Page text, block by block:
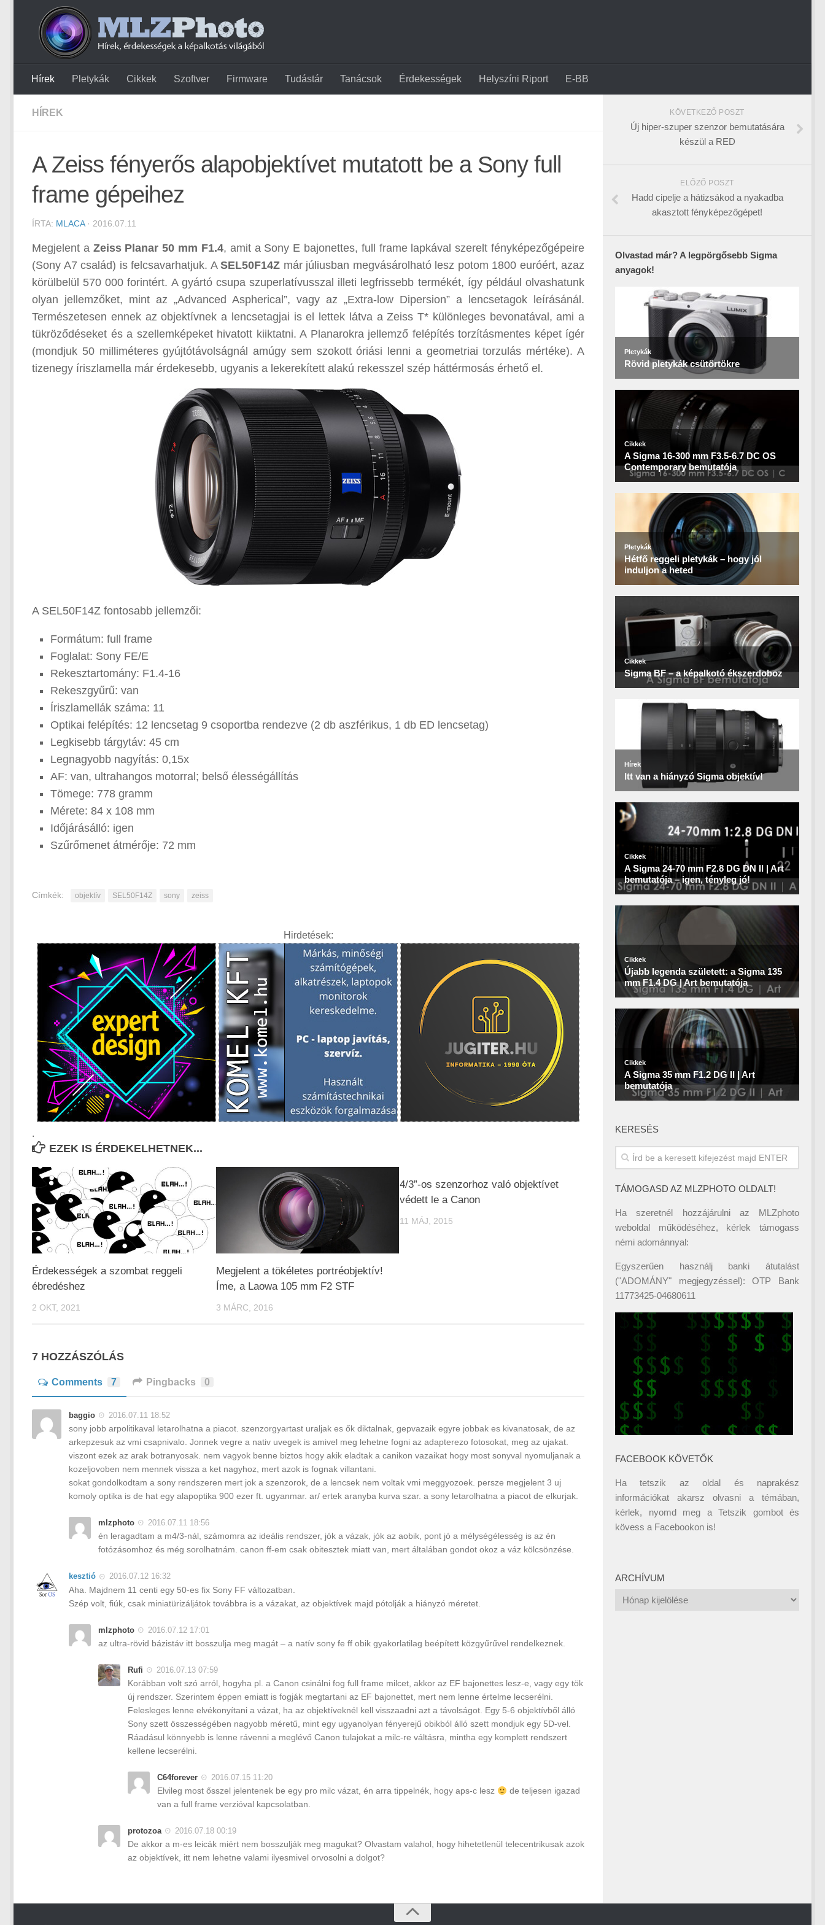
Hírek Pletykák Cikkek Szoftver Firmware Tudástár Tanácsok Érdekességek Helyszíni Riport E-BB
HÍREK
A Zeiss fényerős alapobjektívet mutatott be a Sony full
frame gépeihez
ÍRTA: MLACA· 2016.07.11
Megjelent a Zeiss Planar 50 mm F1.4, amit a Sony E bajonettes, full frame lapkával szerelt fényképezőgépeire
(Sony A7 család) is felcsavarhatjuk. A SEL50F14Z már júliusban megvásárolható lesz potom 1800 euróért, azaz
körülbelül 570 000 forintért. A gyártó csupa szuperlatívusszal illeti legfrissebb termékét, így például olvashatunk
olyan jellemzőket, mint az „Advanced Aspherical”, vagy az „Extra-low Dipersion” a lencsetagok leírásánál.
Természetesen ennek az objektívnek a lencsetagjai is el lettek látva a Zeiss T* különleges bevonatával, ami a
tükröződéseket és a szellemképeket hivatott kiiktatni. A Planarokra jellemző felépítés torzításmentes képet ígér
(mondjuk 50 milliméteres gyújtótávolságnál amúgy sem szokott óriási lenni a geometriai torzulás mértéke). A
tizenegy íriszlamella már érdekesebb, ugyanis a lekerekített alakú rekesszel szép háttérmosás érhető el.
A SEL50F14Z fontosabb jellemzői:
Formátum: full frame
Foglalat: Sony FE/E
Rekesztartomány: F1.4-16
Rekeszgyűrű: van
Íriszlamellák száma: 11
Optikai felépítés: 12 lencsetag 9 csoportba rendezve (2 db aszférikus, 1 db ED lencsetag)
Legkisebb tárgytáv: 45 cm
Legnagyobb nagyítás: 0,15x
AF: van, ultrahangos motorral; belső élességállítás
Tömege: 778 gramm
Mérete: 84 x 108 mm
Időjárásálló: igen
Szűrőmenet átmérője: 72 mm
Címkék: objektív SEL50F14Z sony zeiss
Hirdetések:
.
EZEK IS ÉRDEKELHETNEK...
Érdekességek a szombat reggeli
ébredéshez
2 OKT, 2021
Megjelent a tökéletes portréobjektív!
Íme, a Laowa 105 mm F2 STF
3 MÁRC, 2016
4/3”-os szenzorhoz való objektívet
védett le a Canon
11 MÁJ, 2015
7 HOZZÁSZÓLÁS
Comments 7 Pingbacks 0
baggio 2016.07.11 18:52
sony jobb arpolitikaval letarolhatna a piacot. szenzorgyartast uraljak es ők diktalnak, gepvazaik egyre jobbak es kivanatosak, de az
arkepzesuk az vmi csapnivalo. Jonnek vegre a nativ uvegek is amivel meg lehetne fogni az adapterezo fotosokat, meg az ujakat.
viszont ezek az arak botranyosak. nem vagyok benne biztos hogy akik eladtak a canikon vazaikat hogy most sonyval nyomuljanak a
kozeljovoben nem mennek vissza a ket nagyhoz, mert azok is fognak villantani.
sokat gondolkodtam a sony rendszeren mert jok a szenzorok, de a lencsek nem voltak vmi meggyozoek. persze megjelent 3 uj
komoly optika is de hat egy alapoptika 900 ezer ft. ugyanmar. ar/ ertek aranyba kurva szar. a sony letarolhatna a piacot de elkurjak.
mlzphoto 2016.07.11 18:56
én leragadtam a m4/3-nál, számomra az ideális rendszer, jók a vázak, jók az aobik, pont jó a mélységélesség is az én
fotózásomhoz és még sorolhatnám. canon ff-em csak obitesztek miatt van, mert általában gondot okoz a váz kölcsönzése.
kesztió 2016.07.12 16:32
Aha. Majdnem 11 centi egy 50-es fix Sony FF változatban.
Szép volt, fiúk, csak miniatürizáljátok továbbra is a vázakat, az objektívek majd pótolják a hiányzó méretet.
mlzphoto 2016.07.12 17:01
az ultra-rövid bázistáv itt bosszulja meg magát – a natív sony fe ff obik gyakorlatilag beépített közgyűrűvel rendelkeznek.
Rufi 2016.07.13 07:59
Korábban volt szó arról, hogyha pl. a Canon csinálni fog full frame milcet, akkor az EF bajonettes lesz-e, vagy egy tök
új rendszer. Szerintem éppen emiatt is fogják megtartani az EF bajonettet, mert nem lenne értelme lecserélni.
Felesleges lenne elvékonyítani a vázat, ha az objektíveknél kell visszaadni azt a távolságot. Egy 5-6 objektívből álló
Sony szett összességében nagyobb méretű, mint egy ugyanolyan fényerejű obikból álló szett mondjuk egy 5D-vel.
Ráadásul könnyebb is lenne rávenni a meglévő Canon tulajokat a milc-re váltásra, mintha egy komplett rendszert
kellene lecserélni.
C64forever 2016.07.15 11:20
Elvileg most ősszel jelentenek be egy pro milc vázat, én arra tippelnék, hogy aps-c lesz
de teljesen igazad
van a full frame verzióval kapcsolatban.
protozoa 2016.07.18 00:19
De akkor a m-es leicák miért nem bosszulják meg magukat? Olvastam valahol, hogy hihetetlenül telecentrikusak azok
az objektívek, itt nem lehetne valami ilyesmivel orvosolni a dolgot?
KÖVETKEZŐ POSZT
Új hiper-szuper szenzor bemutatására
készül a RED
ELŐZŐ POSZT
Hadd cipelje a hátizsákod a nyakadba
akasztott fényképezőgépet!
Olvastad már? A legpörgősebb Sigma
anyagok!
KERESÉS
TÁMOGASD AZ MLZPHOTO OLDALT!
Ha szeretnél hozzájárulni az MLZphoto
weboldal működéséhez, kérlek támogass
némi adománnyal:
Egyszerűen használj banki átutalást
("ADOMÁNY" megjegyzéssel): OTP Bank
11773425-04680611
FACEBOOK KÖVETŐK
Ha tetszik az oldal és naprakész
információkat akarsz olvasni a témában,
kérlek, nyomd meg a Tetszik gombot és
kövess a Facebookon is!
ARCHÍVUM
Archívum